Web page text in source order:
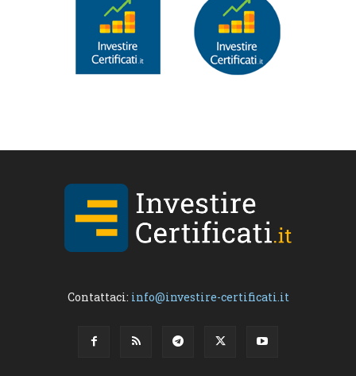
Contattaci: info@investire-certificati.it